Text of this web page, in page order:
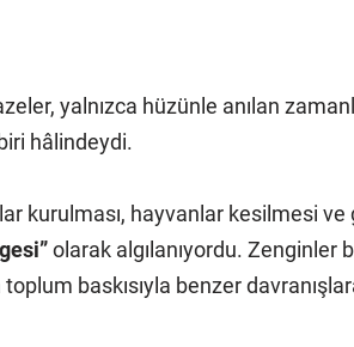
yalnızca hüzünle anılan
hâlindeydi.
kurulması, hayvanlar kesilmesi
olarak algılanıyordu. Zenginler
toplum baskısıyla benzer